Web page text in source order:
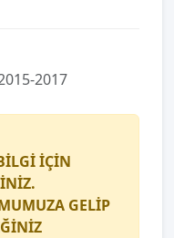
2017
İÇİN
GELİP